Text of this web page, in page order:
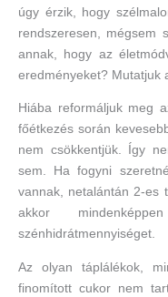
úgy érzik, hogy
rendszeresen, mégsem
annak, hogy az
eredményeket? Mutatjuk
Hiába reformáljuk meg
főétkezés során
nem csökkentjük. Így
sem. Ha fogyni
vannak, netalántán 2-es
akkor
szénhidrátmennyiséget.
Az olyan táplálékok,
finomított cukor nem